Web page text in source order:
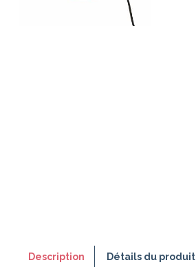
Description Détails du produit